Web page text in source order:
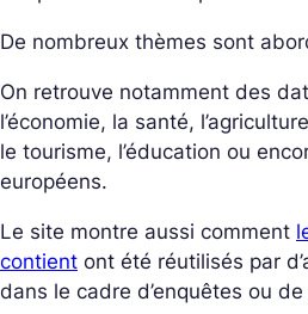
De nombreux thèmes sont
On retrouve notamment des
l’économie, la santé,
le tourisme, l’éducation ou
européens.
Le site montre aussi comment
contient ont été réutilisés par
dans le cadre d’enquêtes ou